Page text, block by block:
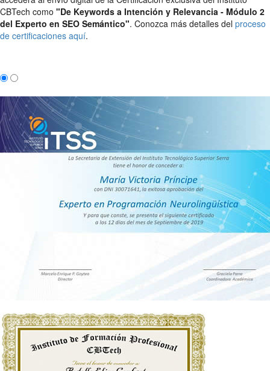
CBTech como "De Keywords a Intención y Relevancia - Módulo 2
del Experto en SEO Semántico". Conozca más detalles del proceso
de certificaciones aquí.